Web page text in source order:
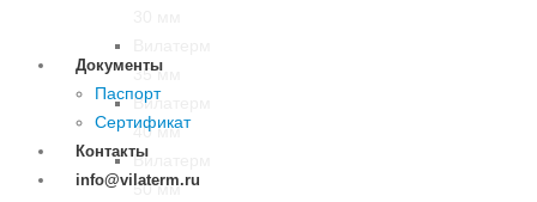
35 мм
Вилатерм
40 мм
Вилатерм
50 мм
Документы
Паспорт
Сертификат
Контакты
info@vilaterm.ru